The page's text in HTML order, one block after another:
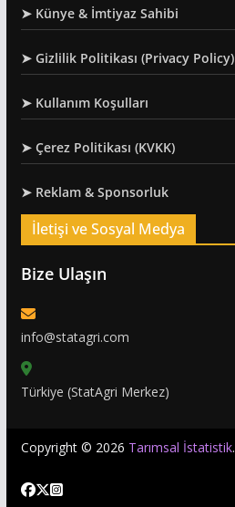
➤ Künye & İmtiyaz Sahibi
➤ Gizlilik Politikası (Privacy Policy)
➤ Kullanım Koşulları
➤ Çerez Politikası (KVKK)
➤ Reklam & Sponsorluk
İletişi ve Sosyal Medya
Bize Ulaşın
info@statagri.com
Türkiye (StatAgri Merkez)
Copyright © 2026 Tarımsal İstatistik.